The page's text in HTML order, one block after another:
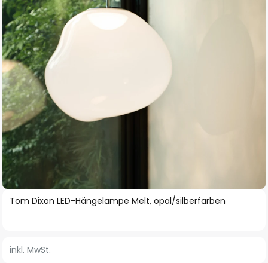
Zum
springen
Tom Dixon LED-Hängelampe Melt, opal/silberfarben
inkl. MwSt.